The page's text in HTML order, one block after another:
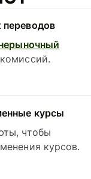
курсы
чтобы
курсов.